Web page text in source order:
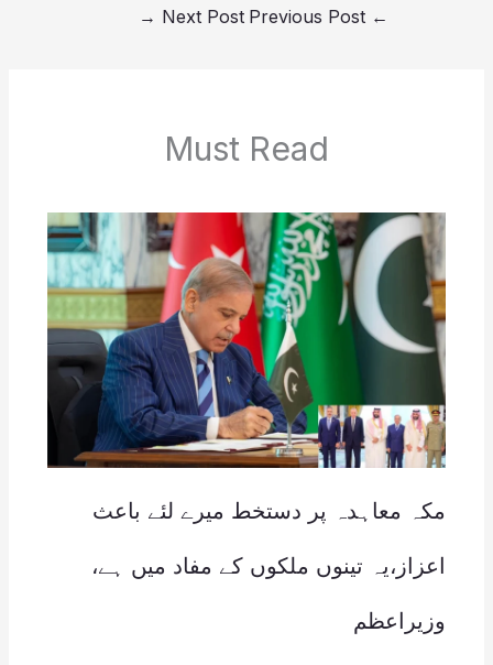
←
Next Post
→
Must Read
مکہ معاہدہ پر دستخط میرے لئے باعث
اعزاز،یہ تینوں ملکوں کے مفاد میں ہے،
وزیراعظم